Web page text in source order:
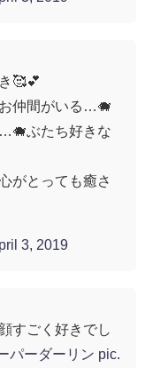
🥰💕
仲間がいる…🐗
ぶたち好きな
がとっても癒さ
3, 2019
すごく好きでし
パーダーリン pic.